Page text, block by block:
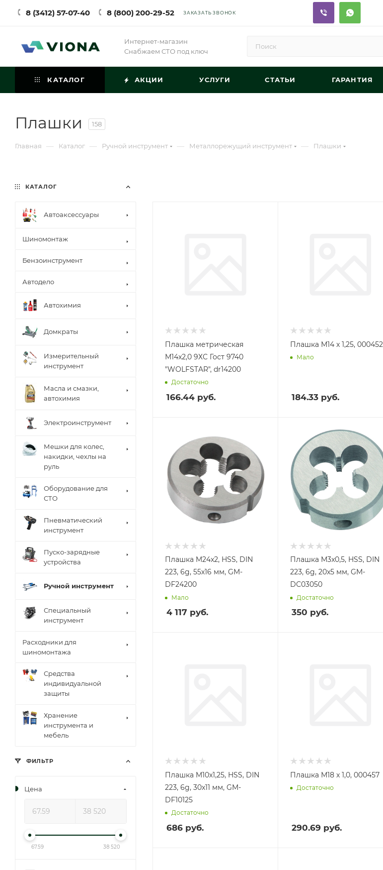
8 (3412) 57-07-40 8 (800) 200-29-52 ЗАКАЗАТЬ ЗВОНОК
Интернет-магазин
Снабжаем СТО под ключ
КАТАЛОГ АКЦИИ УСЛУГИ СТАТЬИ ГАРАНТИЯ
Плашки 158
Главная — Каталог — Ручной инструмент — Металлорежущий инструмент — Плашки
Плашка метрическая
М14х2,0 9ХС Гост 9740
"WOLFSTAR", dr14200
Достаточно
166.44 руб.
Плашка М14 х 1,25, 000452
Мало
184.33руб.
Плашка M24x2, HSS, DIN
223, 6g, 55х16 мм, GM-
DF24200
Мало
4 117 руб.
Плашка M3x0,5, HSS, DIN
223, 6g, 20x5 мм, GM-
DC03050
Достаточно
350 руб.
Плашка M10x1,25, HSS, DIN
223, 6g, 30x11 мм, GM-
DF10125
Достаточно
686 руб.
Плашка М18 х 1,0, 000457
Достаточно
290.69руб.
КАТАЛОГ
Автоаксессуары
Шиномонтаж
Бензоинструмент
Автодело
Автохимия
Домкраты
Измерительный
инструмент
Масла и смазки,
автохимия
Электроинструмент
Мешки для колес,
накидки, чехлы на
руль
Оборудование для
СТО
Пневматический
инструмент
Пуско-зарядные
устройства
Ручной инструмент
Специальный
инструмент
Расходники для
шиномонтажа
Средства
индивидуальной
защиты
Хранение
инструмента и
мебель
ФИЛЬТР
Цена
67.59 38 520